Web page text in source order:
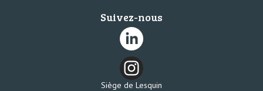
Suivez-nous
Siège de Lesquin